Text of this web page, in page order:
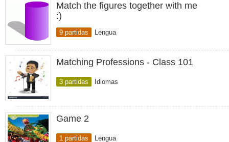
Match the figures together with me
:)
9 partidas Lengua
Matching Professions - Class 101
3 partidas Idiomas
Game 2
1 partidas Lengua